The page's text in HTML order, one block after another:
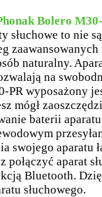
Bolero
słuchowe to nie
naturalny.
na
PR wyposażony
mógł
baterii
swojego aparatu
połączyć aparat
Bluetooth.
słuchowego.